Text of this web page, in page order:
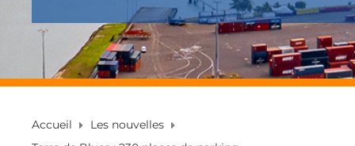
Accueil
Les nouvelles